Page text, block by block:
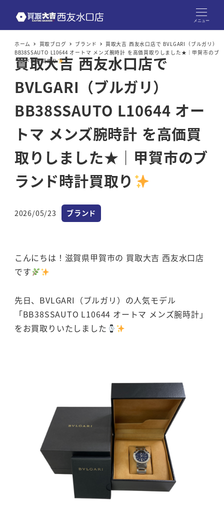
メニュー
ホーム 買取ブログ ブランド
買取大吉 西友水口店で BVLGARI（ブルガリ）
BB38SSAUTO L10644 オートマ メンズ腕時計 を高価買取りしました★｜甲賀市のブ
ランド時計買取り
買取大吉 西友水口店で
BVLGARI（ブルガリ）
BB38SSAUTO L10644 オー
トマ メンズ腕時計 を高価買
取りしました★｜甲賀市のブ
ランド時計買取り
投稿日
2026/05/23 カテゴリー
ブランド
こんにちは！滋賀県甲賀市の 買取大吉 西友水口店
です
先日、BVLGARI（ブルガリ）の人気モデル
「BB38SSAUTO L10644 オートマ メンズ腕時計」
をお買取りいたしました